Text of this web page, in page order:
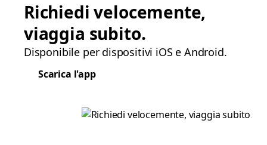
Richiedi velocemente,
viaggia subito.
Disponibile per dispositivi iOS e Android.
Scarica l'app